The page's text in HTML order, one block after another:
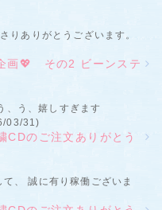
ありがとうございます。
画💖 その2 ビーンステ
、う、嬉しすぎます
03/31)
のご注文ありがとう
、 誠に有り稼働ございま